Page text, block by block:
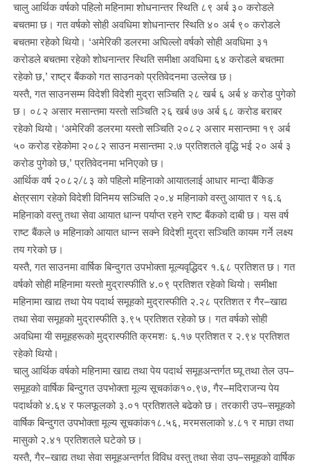
चालु आर्थिक वर्षको पहिलो महिनामा शोधनान्तर स्थिति ८९ अर्ब ३० करोडले
बचतमा छ। गत वर्षको सोही अवधिमा शोधनान्तर स्थिति ४० अर्ब ९० करोडले
बचतमा रहेको थियो। ‘अमेरिकी डलरमा अघिल्लो वर्षको सोही अवधिमा ३१
करोडले बचतमा रहेको शोधनान्तर स्थिति समीक्षा अवधिमा ६४ करोडले बचतमा
रहेको छ,’ राष्ट्र बैंकको गत साउनको प्रतिवेदनमा उल्लेख छ।
यस्तै, गत साउनसम्म विदेशी विदेशी मुद्रा सञ्चिति २८ खर्ब ६ अर्ब ४ करोड पुगेको
छ। ०८२ असार मसान्तमा यस्तो सञ्चिति २६ खर्ब ७७ अर्ब ६८ करोड बराबर
रहेको थियो। ‘अमेरिकी डलरमा यस्तो सञ्चिति २०८२ असार मसान्तमा १९ अर्ब
५० करोड रहेकोमा २०८२ साउन मसान्तमा २.७ प्रतिशतले वृद्धि भई २० अर्ब ३
करोड पुगेको छ,’ प्रतिवेदनमा भनिएको छ।
आर्थिक वर्ष २०८२/८३ को पहिलो महिनाको आयातलाई आधार मान्दा बैंकिङ
क्षेत्रसाग रहेको विदेशी विनिमय सञ्चिति २०.४ महिनाको वस्तु आयात र १६.६
महिनाको वस्तु तथा सेवा आयात धान्न पर्याप्त रहने राष्ट बैंकको दाबी छ। यस वर्ष
राष्ट बैंकले ७ महिनाको आयात धान्न सक्ने विदेशी मुद्रा सञ्चिति कायम गर्ने लक्ष्य
तय गरेको छ।
यस्तै, गत साउनमा वार्षिक बिन्दुगत उपभोक्ता मूल्यवृद्धिदर १.६८ प्रतिशत छ। गत
वर्षको सोही महिनामा यस्तो मुद्रास्फीति ४.०९ प्रतिशत रहेको थियो। समीक्षा
महिनामा खाद्य तथा पेय पदार्थ समूहको मुद्रास्फीति २.२८ प्रतिशत र गैर–खाद्य
तथा सेवा समूहको मुद्रास्फीति ३.९५ प्रतिशत रहेको छ। गत वर्षको सोही
अवधिमा यी समूहहरूको मुद्रास्फीति क्रमशः ६.१७ प्रतिशत र २.९४ प्रतिशत
रहेको थियो।
चालु आर्थिक वर्षको महिनामा खाद्य तथा पेय पदार्थ समूहअन्तर्गत घ्यू तथा तेल उप–
समूहको वार्षिक बिन्दुगत उपभोक्ता मूल्य सूचकांक१०.९७, गैर–मदिराजन्य पेय
पदार्थको ४.६४ र फलफूलको ३.०१ प्रतिशतले बढेको छ। तरकारी उप–समूहको
वार्षिक बिन्दुगत उपभोक्ता मूल्य सूचकांक१८.५६, मरमसलाको ४.८१ र माछा तथा
मासुको २.४१ प्रतिशतले घटेको छ।
यस्तै, गैर–खाद्य तथा सेवा समूहअन्तर्गत विविध वस्तु तथा सेवा उप–समूहको वार्षिक